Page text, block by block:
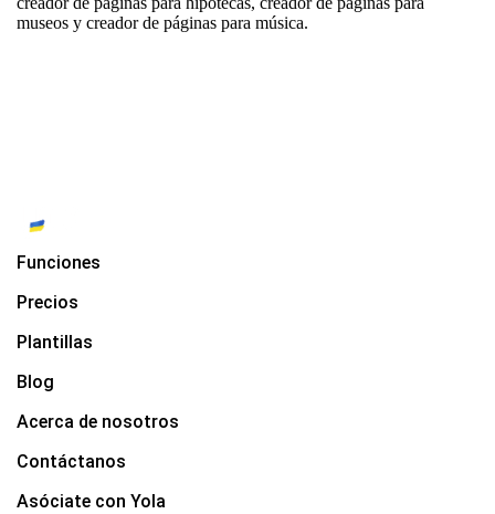
museos y creador de páginas para música.
Funciones
Precios
Plantillas
Blog
Acerca de nosotros
Contáctanos
Asóciate con Yola